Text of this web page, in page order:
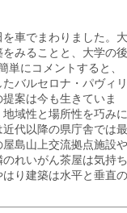
車でまわりました。大
みることと、大学の後
単にコメントすると、
バルセロナ・パヴィリ
案は今も生きていま
域性と場所性を巧みに
代以降の県庁舎では最
島山上交流拠点施設や
れいがん茶屋は気持ち
り建築は水平と垂直の